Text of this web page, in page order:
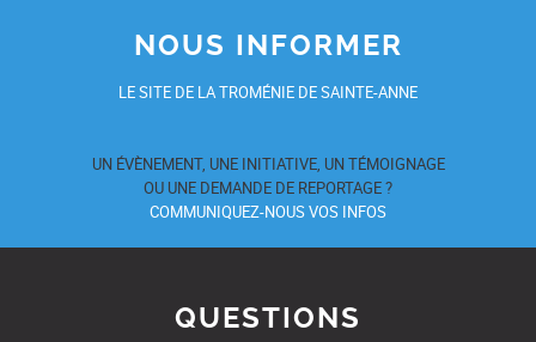
NOUS INFORMER
LE SITE DE LA TROMÉNIE DE SAINTE-ANNE
UN ÉVÈNEMENT, UNE INITIATIVE, UN TÉMOIGNAGE
OU UNE DEMANDE DE REPORTAGE ?
COMMUNIQUEZ-NOUS VOS INFOS
QUESTIONS